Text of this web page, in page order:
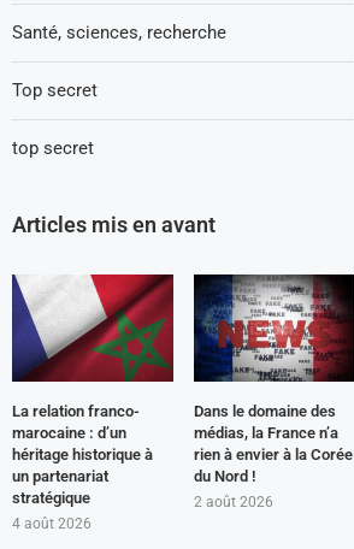
Santé, sciences, recherche
Top secret
top secret
Articles mis en avant
La relation franco-
marocaine : d’un
héritage historique à
un partenariat
stratégique
4 août 2026
Dans le domaine des
médias, la France n’a
rien à envier à la Corée
du Nord !
2 août 2026